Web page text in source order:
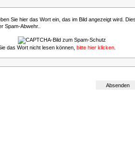
Sie hier das Wort ein, das im Bild angezeigt wird.
Spam-Abwehr..
das Wort nicht lesen können, bitte hier klicken